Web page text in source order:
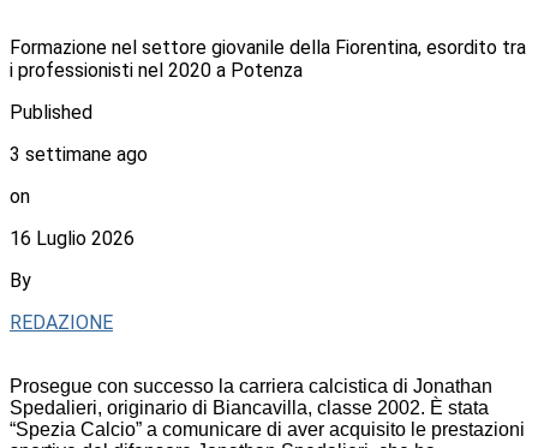
Formazione nel settore giovanile della Fiorentina, esordito tra
i professionisti nel 2020 a Potenza
Published
3 settimane ago
on
16 Luglio 2026
By
REDAZIONE
Prosegue con successo la carriera calcistica di Jonathan
Spedalieri, originario di Biancavilla, classe 2002. È stata
“Spezia Calcio” a comunicare di aver acquisito le prestazioni